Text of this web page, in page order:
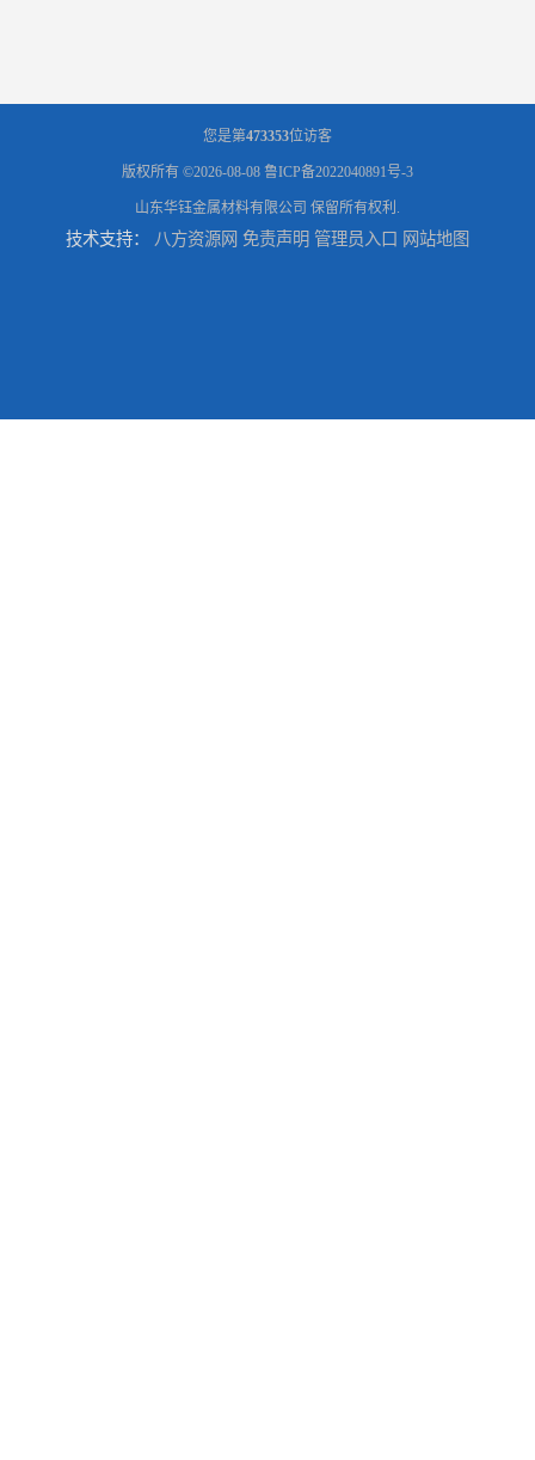
您是第473353位访客
版权所有 ©2026-08-08 鲁ICP备2022040891号-3
山东华钰金属材料有限公司 保留所有权利.
技术支持： 八方资源网 免责声明 管理员入口 网站地图